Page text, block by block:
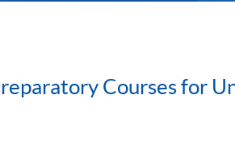
Courses for